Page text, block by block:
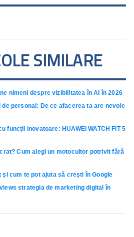
SIMILARE
nimeni despre vizibilitatea în AI în 2026
personal: De ce afacerea ta are nevoie
funcții inovatoare: HUAWEI WATCH FIT 5
Cum alegi un motocultor potrivit fără
cum te pot ajuta să crești în Google
strategia de marketing digital în